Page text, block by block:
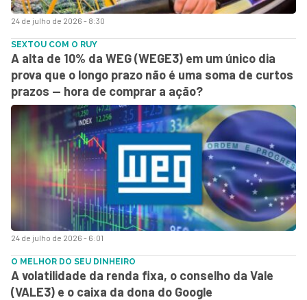
24 de julho de 2026 - 8:30
24 de julho de 2026 - 6:01
SEXTOU COM O RUY
A alta de 10% da WEG (WEGE3) em um único dia
prova que o longo prazo não é uma soma de curtos
prazos — hora de comprar a ação?
O MELHOR DO SEU DINHEIRO
A volatilidade da renda fixa, o conselho da Vale
(VALE3) e o caixa da dona do Google